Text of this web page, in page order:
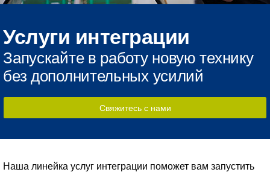
Услуги интеграции
Запускайте в работу новую технику
без дополнительных усилий
Свяжитесь с нами
Наша линейка услуг интеграции поможет вам запустить